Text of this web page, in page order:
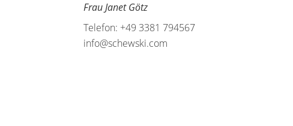
Frau Janet Götz
Telefon: +49 3381 794567
info@schewski.com